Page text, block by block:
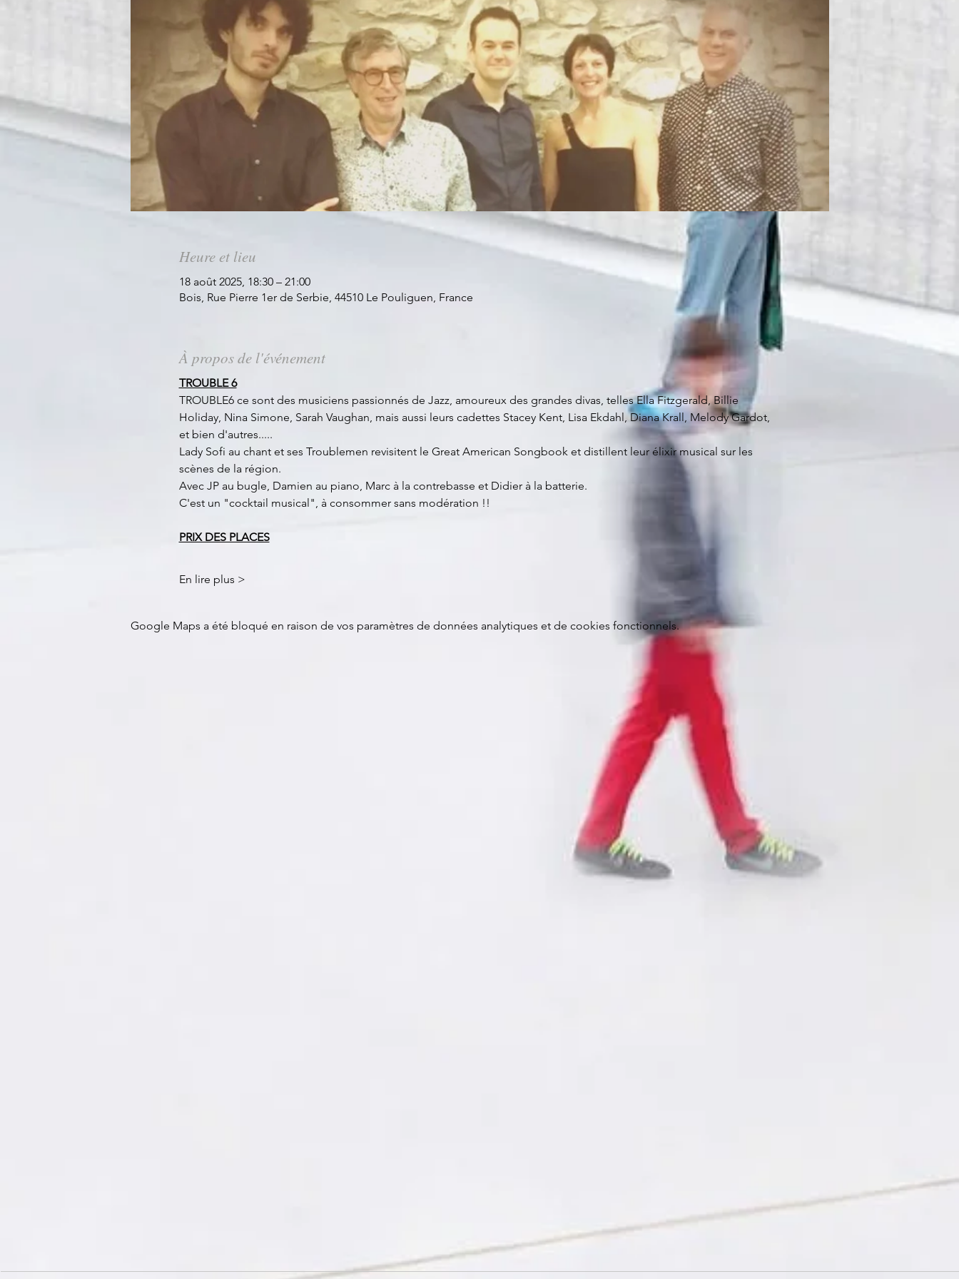
Heure et lieu
18 août 2025, 18:30 – 21:00
Bois, Rue Pierre 1er de Serbie, 44510 Le Pouliguen, France
À propos de l'événement
TROUBLE 6
TROUBLE6 ce sont des musiciens passionnés de Jazz, amoureux des grandes divas, telles Ella Fitzgerald, Billie
Holiday, Nina Simone, Sarah Vaughan, mais aussi leurs cadettes Stacey Kent, Lisa Ekdahl, Diana Krall, Melody Gardot,
et bien d'autres.....
Lady Sofi au chant et ses Troublemen revisitent le Great American Songbook et distillent leur élixir musical sur les
scènes de la région.
Avec JP au bugle, Damien au piano, Marc à la contrebasse et Didier à la batterie.
C'est un "cocktail musical", à consommer sans modération !!
PRIX DES PLACES
En lire plus >
Google Maps a été bloqué en raison de vos paramètres de données analytiques et de cookies fonctionnels.